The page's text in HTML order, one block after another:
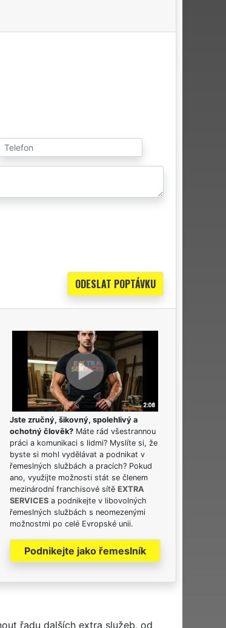
Jste zručný, šikovný, spolehlivý a
ochotný člověk? Máte rád všestrannou
práci a komunikaci s lidmi? Myslíte si, že
byste si mohl vydělávat a podnikat v
řemeslných službách a pracích? Pokud
ano, využijte možnosti stát se členem
mezinárodní franchisové sítě EXTRA
SERVICES a podnikejte v libovolných
řemeslných službách s neomezenými
možnostmi po celé Evropské unii.
Podnikejte jako řemeslník
řadu dalších extra služeb, od